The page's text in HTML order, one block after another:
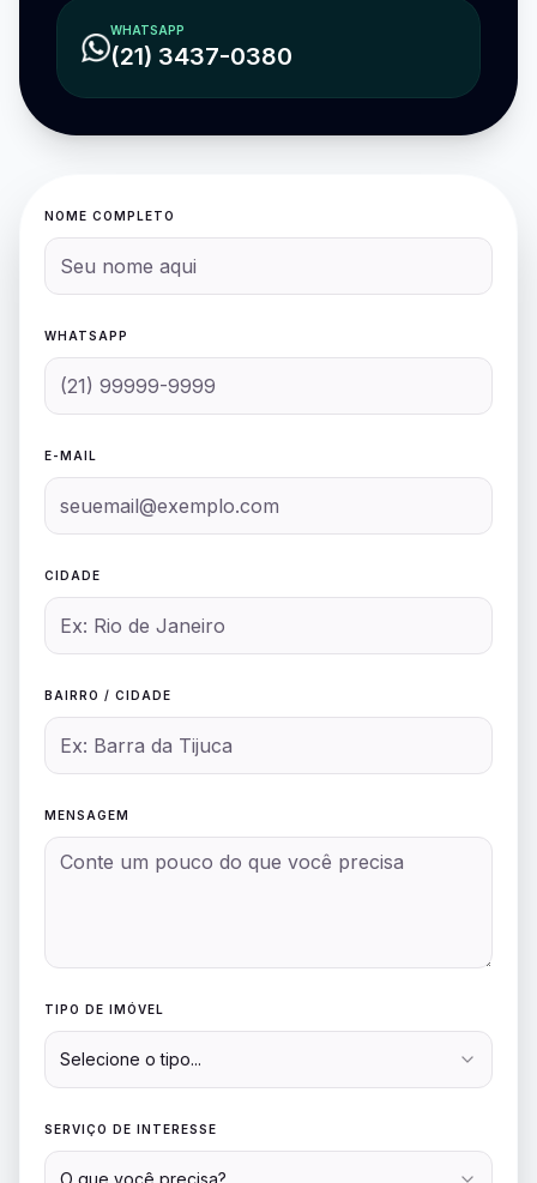
WHATSAPP
(21) 3437-0380
NOME COMPLETO
WHATSAPP
E-MAIL
CIDADE
BAIRRO / CIDADE
MENSAGEM
TIPO DE IMÓVEL
Selecione o tipo...
SERVIÇO DE INTERESSE